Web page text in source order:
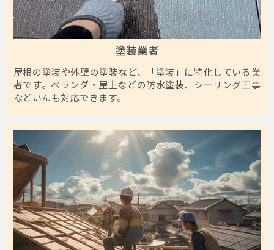
塗装業者
屋根の塗装や外壁の塗装など、「塗装」に特化している業
者です。ベランダ・屋上などの防水塗装、シーリング工事
などいんも対応できます。